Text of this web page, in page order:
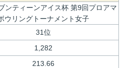
ンティーンアイス杯 第9回プロアマ
ウリングトーナメント女子
31位
1,282
213.66